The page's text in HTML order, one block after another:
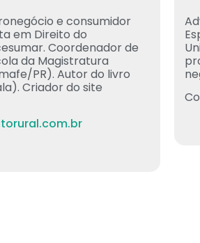
e consumidor
em Direito do
Coordenador de
da Magistratura
PR). Autor do livro
Criador do site